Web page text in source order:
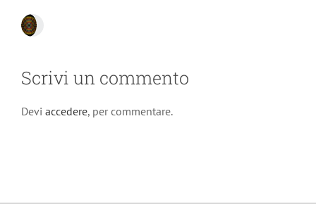
Scrivi un commento
Devi accedere, per commentare.